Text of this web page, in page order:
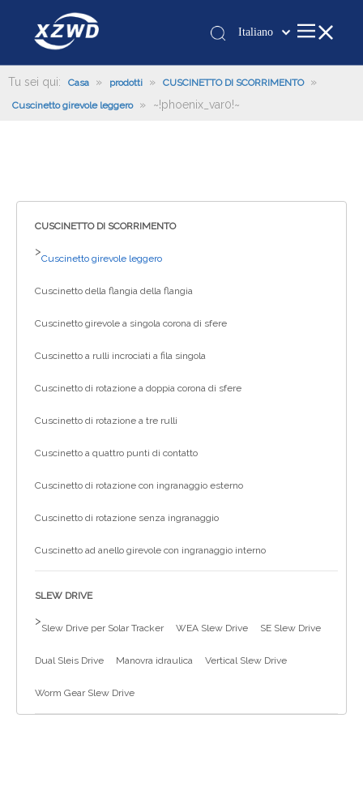
Italiano
românesc
Türk dili
Deutsch
Tu sei qui: Casa » prodotti » CUSCINETTO DI SCORRIMENTO »
Cuscinetto girevole leggero » ~!phoenix_var0!~
CUSCINETTO DI SCORRIMENTO
>
Cuscinetto girevole leggero
Cuscinetto della flangia della flangia
Cuscinetto girevole a singola corona di sfere
Cuscinetto a rulli incrociati a fila singola
Cuscinetto di rotazione a doppia corona di sfere
Cuscinetto di rotazione a tre rulli
Cuscinetto a quattro punti di contatto
Cuscinetto di rotazione con ingranaggio esterno
Cuscinetto di rotazione senza ingranaggio
Cuscinetto ad anello girevole con ingranaggio interno
SLEW DRIVE
>
Slew Drive per Solar Tracker WEA Slew Drive SE Slew Drive
Dual Sleis Drive Manovra idraulica Vertical Slew Drive
Worm Gear Slew Drive